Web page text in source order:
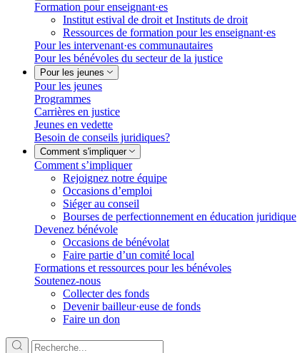
Formation pour enseignant·es
Institut estival de droit et Instituts de droit
Ressources de formation pour les enseignant·es
Pour les intervenant·es communautaires
Pour les bénévoles du secteur de la justice
Pour les jeunes
Pour les jeunes
Programmes
Carrières en justice
Jeunes en vedette
Besoin de conseils juridiques?
Comment s'impliquer
Comment s’impliquer
Rejoignez notre équipe
Occasions d’emploi
Siéger au conseil
Bourses de perfectionnement en éducation juridique
Devenez bénévole
Occasions de bénévolat
Faire partie d’un comité local
Formations et ressources pour les bénévoles
Soutenez-nous
Collecter des fonds
Devenir bailleur·euse de fonds
Faire un don